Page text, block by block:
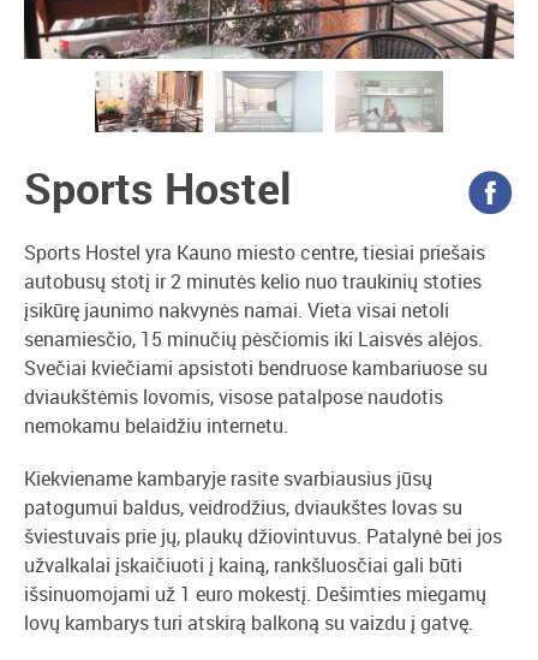
Sports Hostel
Sports Hostel yra Kauno miesto centre, tiesiai priešais
autobusų stotį ir 2 minutės kelio nuo traukinių stoties
įsikūrę jaunimo nakvynės namai. Vieta visai netoli
senamiesčio, 15 minučių pėsčiomis iki Laisvės alėjos.
Svečiai kviečiami apsistoti bendruose kambariuose su
dviaukštėmis lovomis, visose patalpose naudotis
nemokamu belaidžiu internetu.
Kiekviename kambaryje rasite svarbiausius jūsų
patogumui baldus, veidrodžius, dviaukštes lovas su
šviestuvais prie jų, plaukų džiovintuvus. Patalynė bei jos
užvalkalai įskaičiuoti į kainą, rankšluosčiai gali būti
išsinuomojami už 1 euro mokestį. Dešimties miegamų
lovų kambarys turi atskirą balkoną su vaizdu į gatvę.